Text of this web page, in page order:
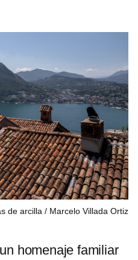
de arcilla Marcelo Villada Ortiz
homenaje familiar